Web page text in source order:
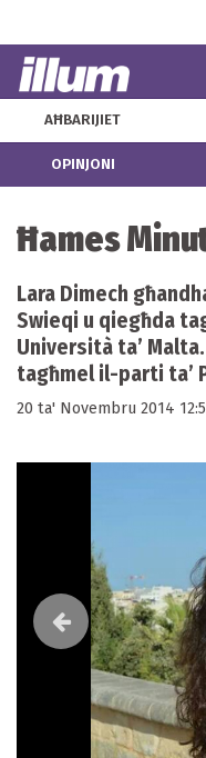
AĦBARIJIET
OPINJONI
Ħames
Lara Dimech
Swieqi u qiegħda
Università ta’
tagħmel il-parti ta’
20 ta' Novembru 2014